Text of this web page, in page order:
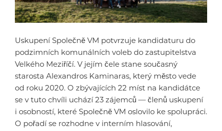
Uskupení Společně VM potvrzuje kandidaturu do
podzimních komunálních voleb do zastupitelstva
Velkého Meziříčí. V jejím čele stane současný
starosta Alexandros Kaminaras, který město vede
od roku 2020. O zbývajících 22 míst na kandidátce
se v tuto chvíli uchází 23 zájemců — členů uskupení
i osobností, které Společně VM oslovilo ke spolupráci.
O pořadí se rozhodne v interním hlasování,